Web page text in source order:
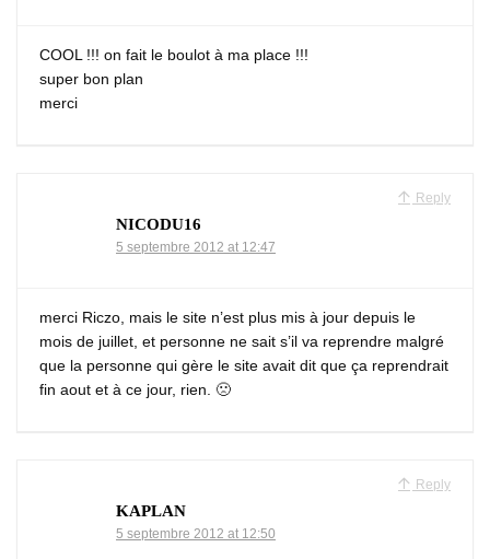
COOL !!! on fait le boulot à ma place !!!
super bon plan
merci
Reply
NICODU16
5 septembre 2012 at 12:47
merci Riczo, mais le site n’est plus mis à jour depuis le
mois de juillet, et personne ne sait s’il va reprendre malgré
que la personne qui gère le site avait dit que ça reprendrait
fin aout et à ce jour, rien. 🙁
Reply
KAPLAN
5 septembre 2012 at 12:50